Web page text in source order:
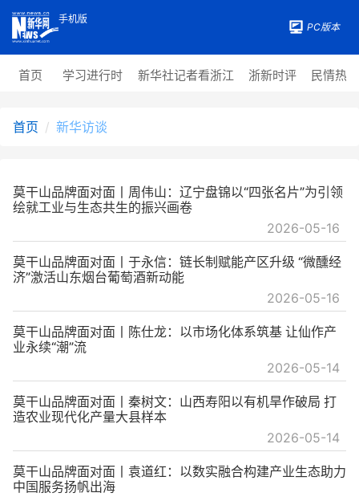
手机版
PC版本
首页 学习进行时 新华社记者看浙江 浙新时评 民情热线
首页 新华访谈
2026-05-16
莫干山品牌面对面丨周伟山：辽宁盘锦以“四张名片”为引领
绘就工业与生态共生的振兴画卷
2026-05-16
莫干山品牌面对面丨于永信：链长制赋能产区升级 “微醺经
济”激活山东烟台葡萄酒新动能
2026-05-14
莫干山品牌面对面丨陈仕龙：以市场化体系筑基 让仙作产
业永续“潮”流
2026-05-14
莫干山品牌面对面丨秦树文：山西寿阳以有机旱作破局 打
造农业现代化产量大县样本
莫干山品牌面对面丨袁道红：以数实融合构建产业生态助力
中国服务扬帆出海